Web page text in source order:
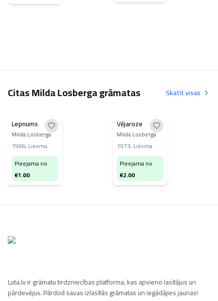
Citas Milda Losberga grāmatas Skatīt visas
Lepnums
Milda Losberga
1966, Liesma
Pieejama no
€1.00
Vējaroze
Milda Losberga
1973, Liesma
Pieejama no
€2.00
Luta.lv ir grāmatu tirdzniecības platforma, kas apvieno lasītājus un
pārdevējus. Pārdod savas izlasītās grāmatas un iegādājies jaunas!